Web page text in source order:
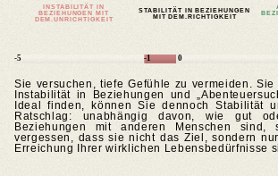
INSTABILITÄT IN
BEZIEHUNGEN MIT
DEM.UNRICHTIGKEIT
STABILITÄT IN BEZIEHUNGEN
MIT DEM.RICHTIGKEIT
-5 -1 0
Sie versuchen, tiefe Gefühle zu vermeiden.
Instabilität in Beziehungen und
Ideal finden, können Sie dennoch Stabilität
Ratschlag: unabhängig davon, wie gut
Beziehungen mit anderen Menschen
vergessen, dass sie nicht das Ziel, sondern
Erreichung Ihrer wirklichen Lebensbedürfnisse